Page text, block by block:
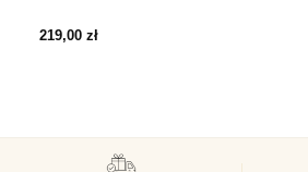
219,00 zł